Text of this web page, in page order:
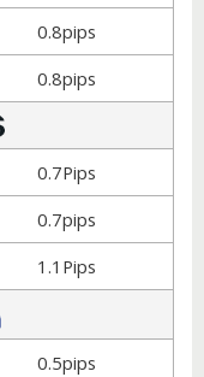
0.8pips
0.8pips
0.7Pips
0.7pips
1.1Pips
0.5pips